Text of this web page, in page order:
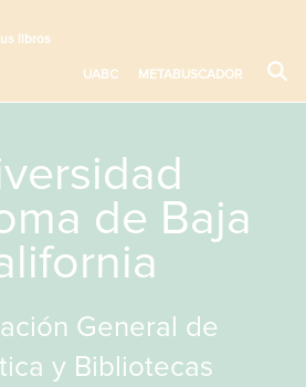
libros
UABC METABUSCADOR
de Baja
General de
y Bibliotecas